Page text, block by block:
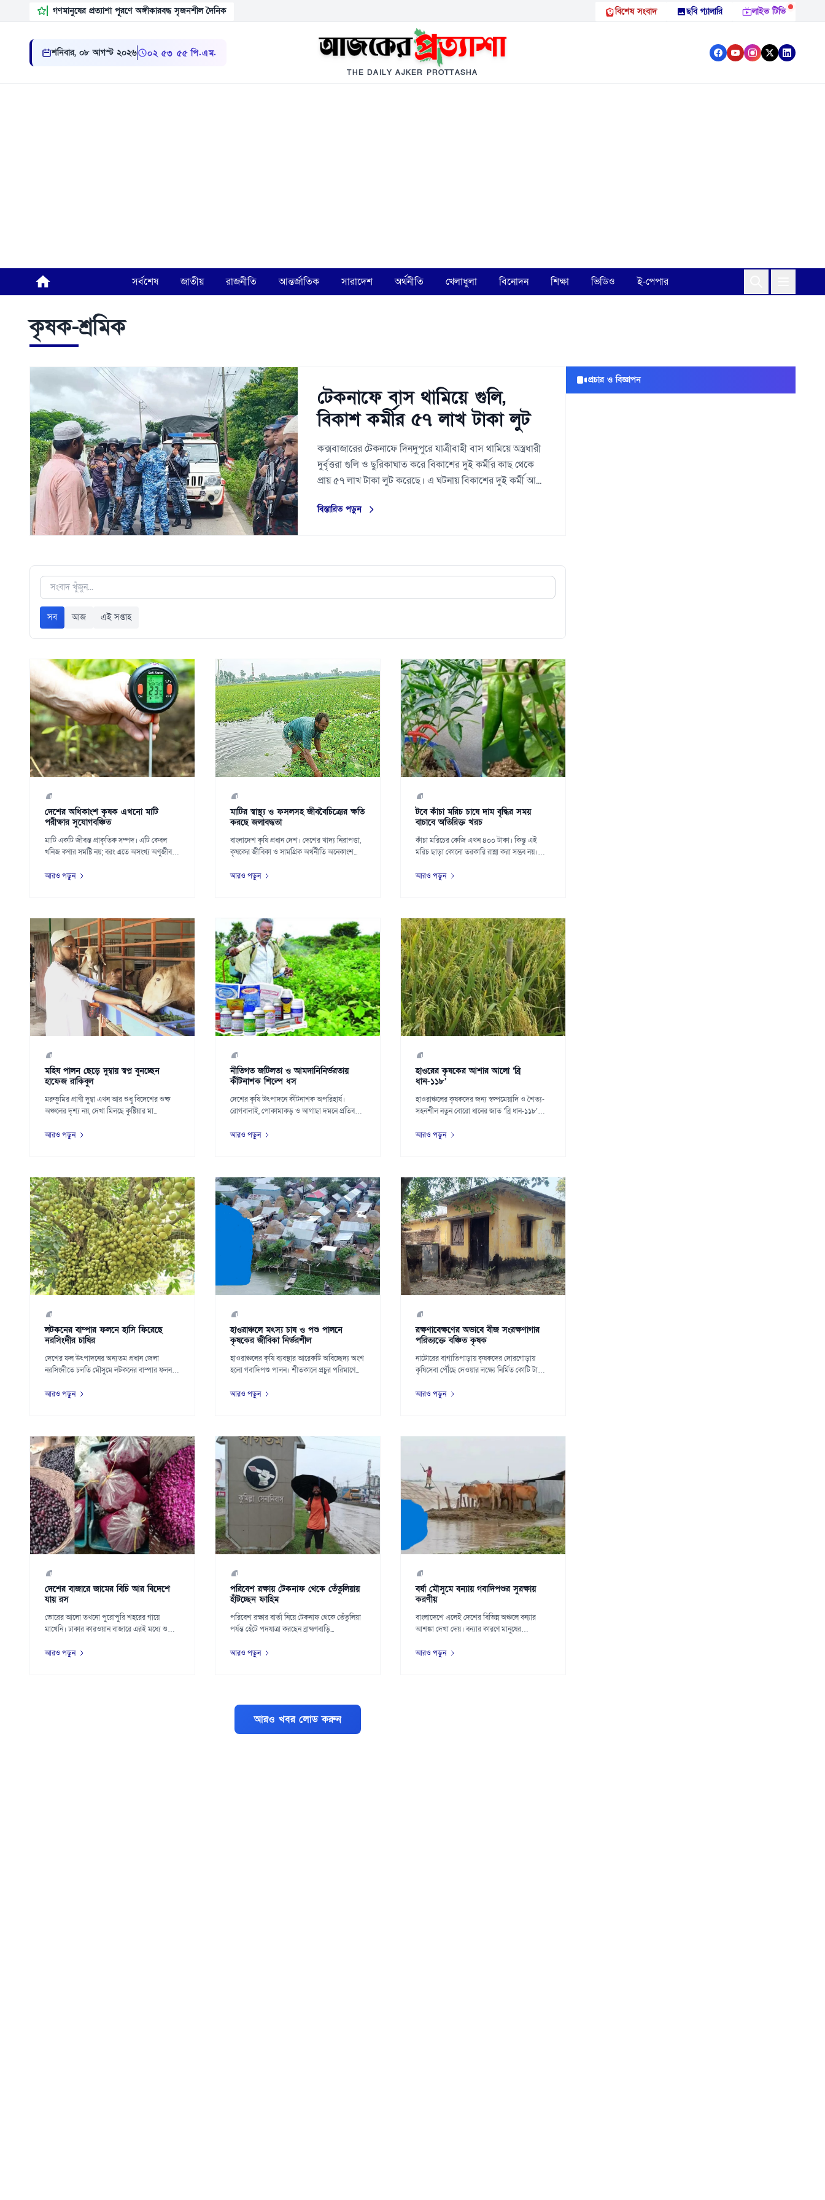
গণমানুষের প্রত্যাশা পূরণে অঙ্গীকারবদ্ধ সৃজনশীল দৈনিক বিশেষ সংবাদ ছবি গ্যালারি লাইভ টিভি
শনিবার, ০৮ আগস্ট ২০২৬ ০২:৫৩:৫৬ পি.এম.
THE DAILY AJKER PROTTASHA
সর্বশেষ জাতীয় রাজনীতি আন্তর্জাতিক সারাদেশ অর্থনীতি খেলাধুলা বিনোদন শিক্ষা ভিডিও ই-পেপার
কৃষক-শ্রমিক
টেকনাফে বাস থামিয়ে গুলি,
বিকাশ কর্মীর ৫৭ লাখ টাকা লুট
কক্সবাজারের টেকনাফে দিনদুপুরে যাত্রীবাহী বাস থামিয়ে অস্ত্রধারী
দুর্বৃত্তরা গুলি ও ছুরিকাঘাত করে বিকাশের দুই কর্মীর কাছ থেকে
প্রায় ৫৭ লাখ টাকা লুট করেছে। এ ঘটনায় বিকাশের দুই কর্মী আ...
বিস্তারিত পড়ুন
সব আজ এই সপ্তাহ
দেশের অধিকাংশ কৃষক এখনো মাটি
পরীক্ষার সুযোগবঞ্চিত
মাটি একটি জীবন্ত প্রাকৃতিক সম্পদ। এটি কেবল
খনিজ কণার সমষ্টি নয়; বরং এতে অসংখ্য অণুজীব,
আরও পড়ুন
মাটির স্বাস্থ্য ও ফসলসহ জীববৈচিত্র্যের ক্ষতি
করছে জলাবদ্ধতা
বাংলাদেশ কৃষি প্রধান দেশ। দেশের খাদ্য নিরাপত্তা,
কৃষকের জীবিকা ও সামগ্রিক অর্থনীতি অনেকাংশ...
আরও পড়ুন
টবে কাঁচা মরিচ চাষে দাম বৃদ্ধির সময়
বাচাবে অতিরিক্ত খরচ
কাঁচা মরিচের কেজি এখন ৪০০ টাকা। কিন্তু এই
মরিচ ছাড়া কোনো তরকারি রান্না করা সম্ভব নয়।
আরও পড়ুন
মহিষ পালন ছেড়ে দুম্বায় স্বপ্ন বুনচ্ছেন
হাফেজ রাকিবুল
মরুভূমির প্রাণী দুম্বা এখন আর শুধু বিদেশের শুষ্ক
অঞ্চলের দৃশ্য নয়, দেখা মিলছে কুষ্টিয়ার মা...
আরও পড়ুন
নীতিগত জটিলতা ও আমদানিনির্ভরতায়
কীটনাশক শিল্পে ধস
দেশের কৃষি উৎপাদনে কীটনাশক অপরিহার্য।
রোগবালাই, পোকামাকড় ও আগাছা দমনে প্রতিবছর
আরও পড়ুন
হাওরের কৃষকের আশার আলো ‘ব্রি
ধান-১১৮’
হাওরাঞ্চলের কৃষকদের জন্য স্বল্পমেয়াদি ও শৈত্য-
সহনশীল নতুন বোরো ধানের জাত ‘ব্রি ধান-১১৮’
আরও পড়ুন
লটকনের বাম্পার ফলনে হাসি ফিরেছে
নরসিংদীর চাষির
দেশের ফল উৎপাদনের অন্যতম প্রধান জেলা
নরসিংদীতে চলতি মৌসুমে লটকনের বাম্পার ফলন
আরও পড়ুন
হাওরাঞ্চলে মৎস্য চাষ ও পশু পালনে
কৃষকের জীবিকা নির্ভরশীল
হাওরাঞ্চলের কৃষি ব্যবস্থার আরেকটি অবিচ্ছেদ্য অংশ
হলো গবাদিপশু পালন। শীতকালে প্রচুর পরিমাণে...
আরও পড়ুন
রক্ষণাবেক্ষণের অভাবে বীজ সংরক্ষণাগার
পরিত্যক্তে বঞ্চিত কৃষক
নাটোরের বাগাতিপাড়ায় কৃষকদের দোরগোড়ায়
কৃষিসেবা পৌঁছে দেওয়ার লক্ষ্যে নির্মিত কোটি টাকার
আরও পড়ুন
দেশের বাজারে জামের বিচি আর বিদেশে
যায় রস
ভোরের আলো তখনো পুরোপুরি শহরের গায়ে
মাখেনি। ঢাকার কারওয়ান বাজারে এরই মধ্যে শুরু
আরও পড়ুন
পরিবেশ রক্ষায় টেকনাফ থেকে তেঁতুলিয়ায়
হাঁটচ্ছেন ফাহিম
‎পরিবেশ রক্ষার বার্তা নিয়ে টেকনাফ থেকে তেঁতুলিয়া
পর্যন্ত হেঁটে পদযাত্রা করছেন ব্রাহ্মণবাড়ি...
আরও পড়ুন
বর্ষা মৌসুমে বন্যায় গবাদিপশুর সুরক্ষায়
করণীয়
বাংলাদেশে এলেই দেশের বিভিন্ন অঞ্চলে বন্যার
আশঙ্কা দেখা দেয়। বন্যার কারণে মানুষের
আরও পড়ুন
আরও খবর লোড করুন
প্রচার ও বিজ্ঞাপন